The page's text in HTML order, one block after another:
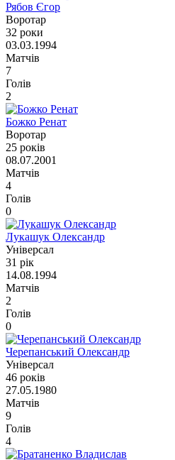
Рябов Єгор
Воротар
32 роки
03.03.1994
Матчів
7
Голів
2
Божко Ренат
Воротар
25 років
08.07.2001
Матчів
4
Голів
0
Лукашук Олександр
Універсал
31 рік
14.08.1994
Матчів
2
Голів
0
Черепанський Олександр
Універсал
46 років
27.05.1980
Матчів
9
Голів
4